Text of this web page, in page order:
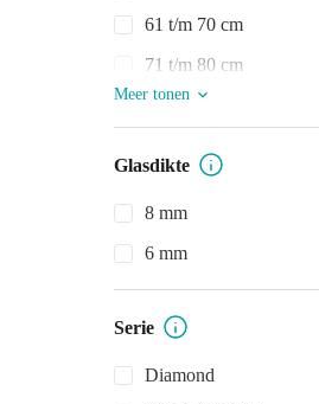
61 t/m 70 cm
71 t/m 80 cm
Meer tonen
Glasdikte
8 mm
6 mm
Serie
Diamond